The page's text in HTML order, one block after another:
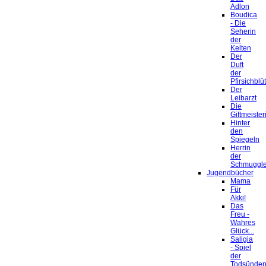
Adlon
Boudica
- Die
Seherin
der
Kelten
Der
Duft
der
Der
Leibarzt
Die
Hinter
den
Spiegeln
Herrin
der
Jugendbücher
Mama
Für
Akki!
Das
Freu -
Wahres
Glück...
Saligia
- Spiel
der
Todsünden